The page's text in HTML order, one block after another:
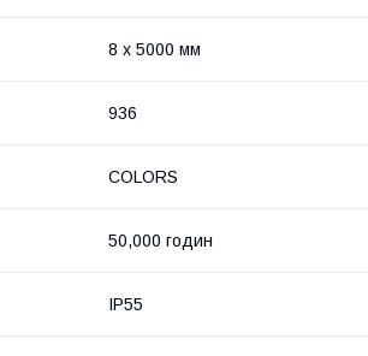
8 х 5000 мм
936
COLORS
50,000 годин
IP55